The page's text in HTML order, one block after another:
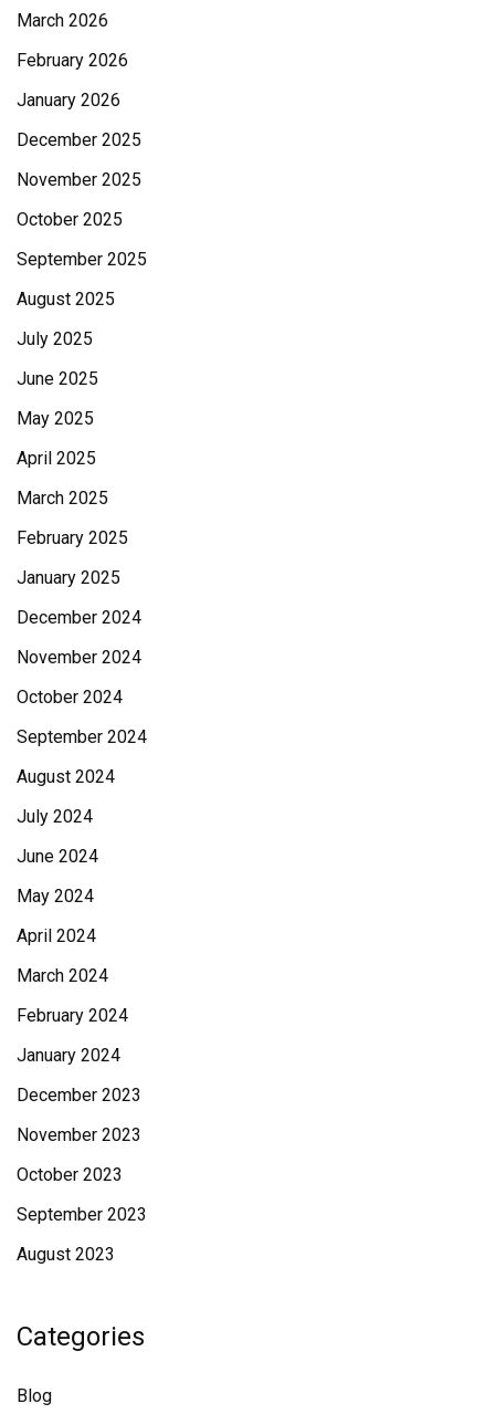
March 2026
February 2026
January 2026
December 2025
November 2025
October 2025
September 2025
August 2025
July 2025
June 2025
May 2025
April 2025
March 2025
February 2025
January 2025
December 2024
November 2024
October 2024
September 2024
August 2024
July 2024
June 2024
May 2024
April 2024
March 2024
February 2024
January 2024
December 2023
November 2023
October 2023
September 2023
August 2023
Categories
Blog